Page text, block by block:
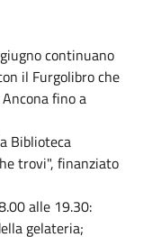
continuano
il Furgolibro che
fino a
Biblioteca
trovi", finanziato
alle 19.30:
gelateria;